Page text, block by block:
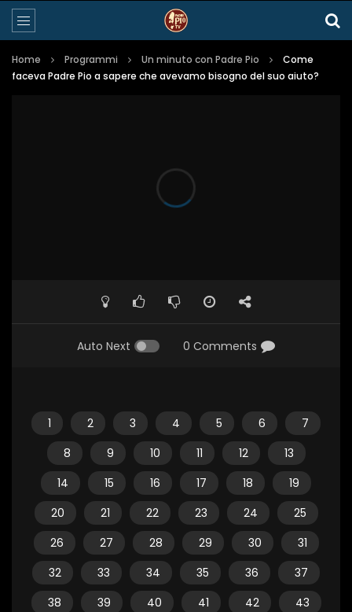
Home Programmi Un minuto con Padre Pio
Come
faceva Padre Pio a sapere che avevamo bisogno del suo aiuto?
Auto Next 0 Comments
1 2 3 4 5 6
7
8
9 10 11 12
13
14
15 16 17 18
19
20
21 22 23 24
25
26
27 28 29 30
31
32
33 34 35 36
37
38
39 40 41 42
43